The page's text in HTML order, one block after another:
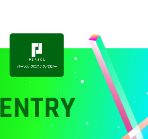
ENTRY